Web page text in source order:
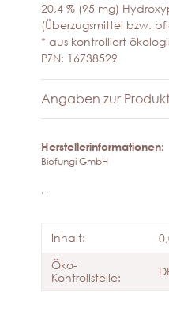
20,4 % (95 mg)
(Überzugsmittel bzw.
* aus kontrolliert
PZN: 16738529
Angaben zur
Herstellerinformationen:
Biofungi GmbH
, ,
Inhalt:
Öko-
Kontrollstelle: